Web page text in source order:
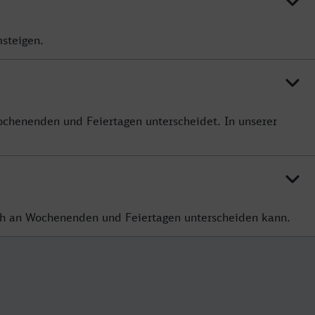
und Feiertagen unterscheidet. In unserer
Wochenenden und Feiertagen unterscheiden kann.